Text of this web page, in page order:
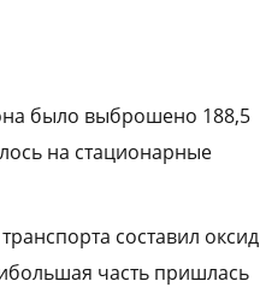
было выброшено 188,5
на стационарные
составил оксид
часть пришлась